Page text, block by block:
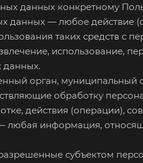
данных конкретному
данных — любое действие
таких средств с
использование,
данных.
орган,
обработку
действия (операции),
любая информация,
субъектом